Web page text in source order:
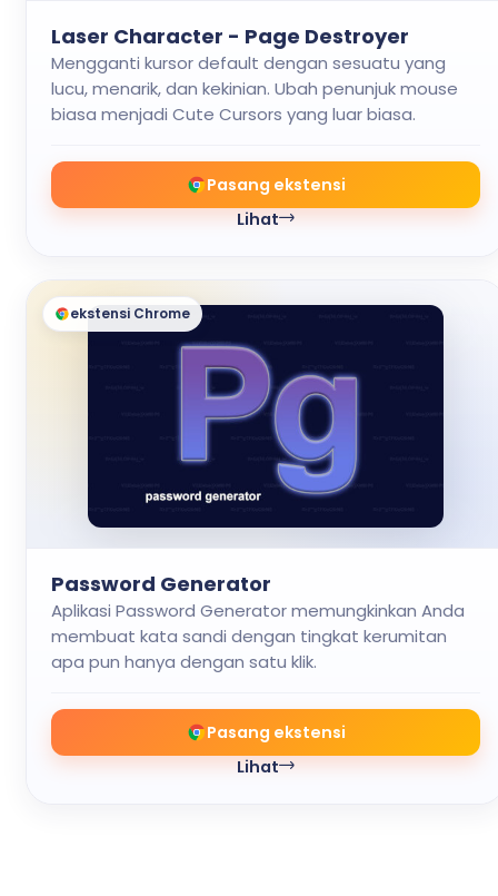
Laser Character - Page Destroyer
Mengganti kursor default dengan sesuatu yang
lucu, menarik, dan kekinian. Ubah penunjuk mouse
biasa menjadi Cute Cursors yang luar biasa.
Pasang ekstensi
Lihat
ekstensi Chrome
Password Generator
Aplikasi Password Generator memungkinkan Anda
membuat kata sandi dengan tingkat kerumitan
apa pun hanya dengan satu klik.
Pasang ekstensi
Lihat